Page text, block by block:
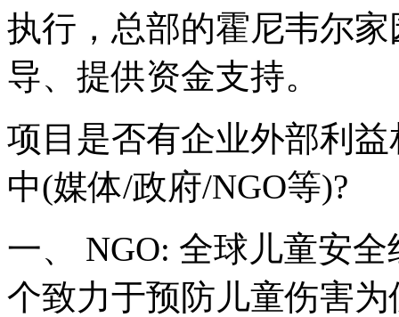
执行，总部的霍尼韦尔
导、提供资金支持。
项目是否有企业外部利
中(媒体/政府/NGO等)?
一、 NGO: 全球儿童安全
个致力于预防儿童伤害